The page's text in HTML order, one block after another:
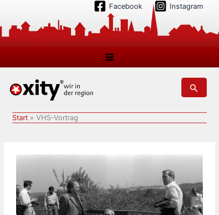
springen
Facebook Instagram
Suchen
Start VHS-Vortrag